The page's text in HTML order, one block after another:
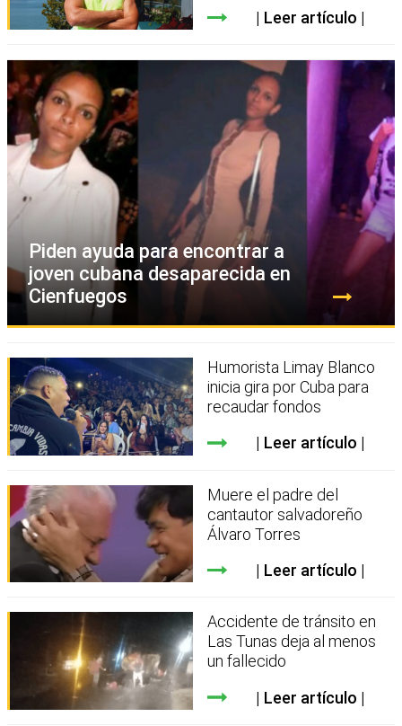
Leer artículo
Piden ayuda para encontrar a
joven cubana desaparecida en
Cienfuegos
Humorista Limay Blanco
inicia gira por Cuba para
recaudar fondos
Leer artículo
Muere el padre del
cantautor salvadoreño
Álvaro Torres
Leer artículo
Accidente de tránsito en
Las Tunas deja al menos
un fallecido
Leer artículo